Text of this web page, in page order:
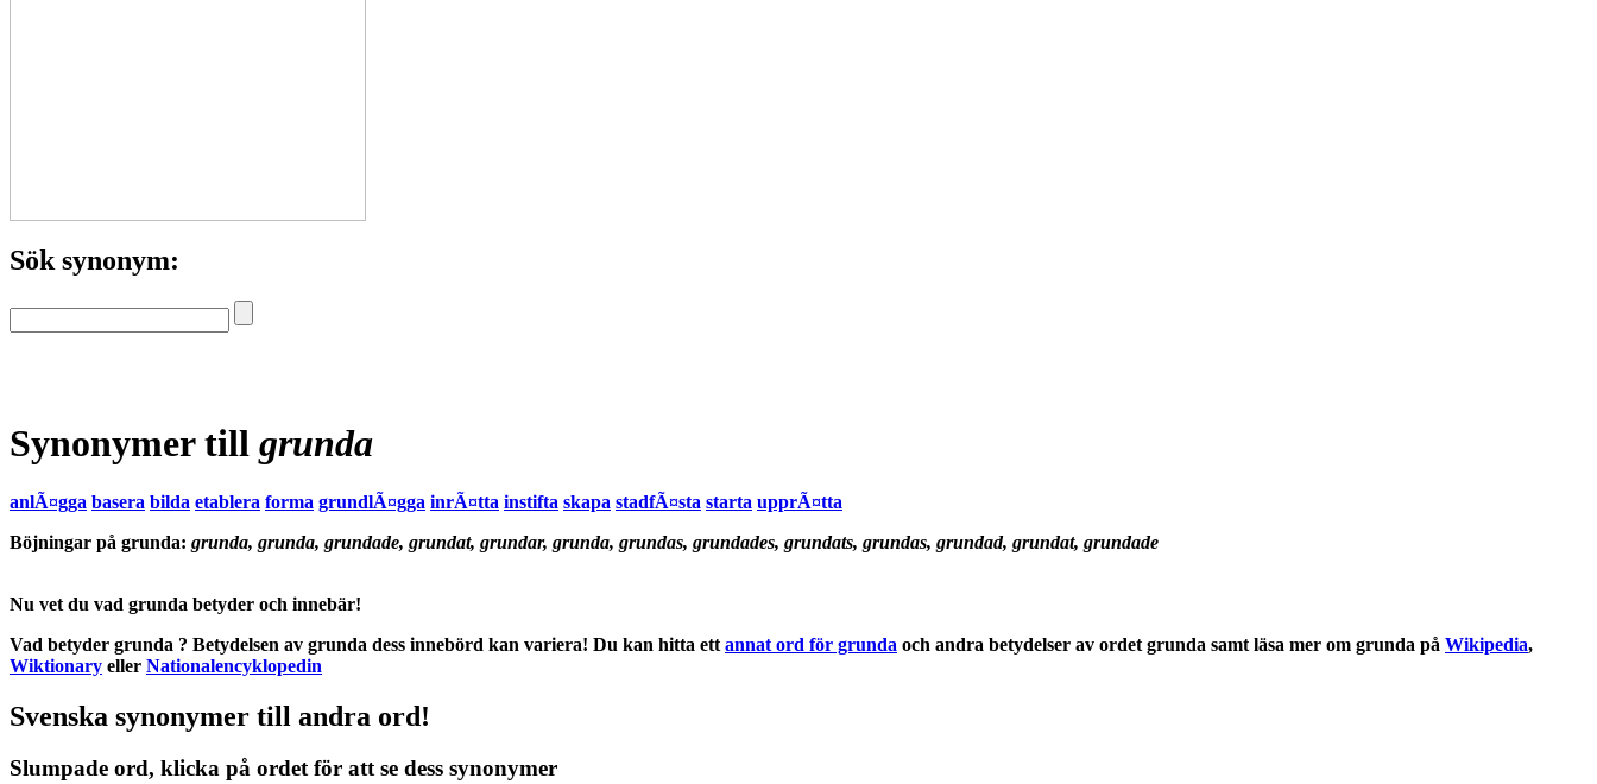
Sök synonym:
Synonymer till grunda
anlÃ¤gga basera bilda etablera forma grundlÃ¤gga inrÃ¤tta instifta skapa stadfÃ¤sta starta upprÃ¤tta
Böjningar på grunda: grunda, grunda, grundade, grundat, grundar, grunda, grundas, grundades, grundats, grundas, grundad, grundat, grundade
Nu vet du vad grunda betyder och innebär!
Vad betyder grunda ? Betydelsen av grunda dess innebörd kan variera! Du kan hitta ett annat ord för grunda och andra betydelser av ordet grunda samt läsa mer om grunda på Wikipedia,
Wiktionary eller Nationalencyklopedin
Svenska synonymer till andra ord!
Slumpade ord, klicka på ordet för att se dess synonymer